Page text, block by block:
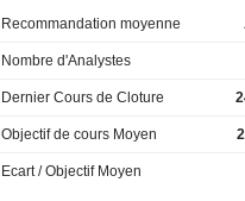
Recommandation moyenne
Nombre d'Analystes
Dernier Cours de Cloture
Objectif de cours Moyen
Ecart / Objectif Moyen